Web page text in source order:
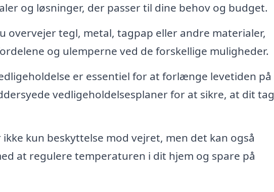
og løsninger, der passer til dine behov og budget.
overvejer tegl, metal, tagpap eller andre materialer,
og ulemperne ved de forskellige muligheder.
er essentiel for at forlænge levetiden på
vedligeholdelsesplaner for at sikre, at dit tag
kun beskyttelse mod vejret, men det kan også
at regulere temperaturen i dit hjem og spare på